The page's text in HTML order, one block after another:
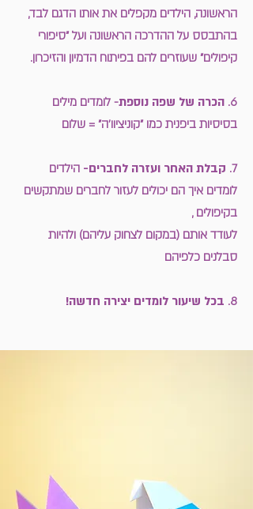
הראשונה, הילדים מקפלים את אותו הדגם לבד,
בהתבסס על ההדרכה הראשונה ועל "סיפורי
קיפולים" שעוזרים להם בפיתוח הדמיון והזיכרון.
6. הכרה של שפה נוספת- לומדים מילים
בסיסיות ביפנית כמו "קוניציוו'ה" = שלום
7. קבלת האחר ועזרה לחברים- הילדים
לומדים איך הם יכולים לעזור לחברים שמתקשים
בקיפולים ,
לעודד אותם (במקום לצחוק עליהם) ולהיות
סבלנים כלפיהם
8. בכל שיעור לומדים יצירה חדשה!